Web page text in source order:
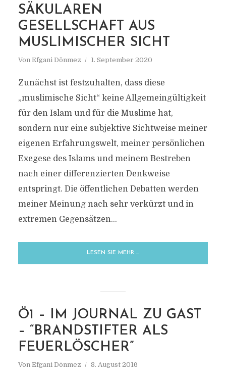
MARKIERUNG
ISLAM IN ÖSTERREICH
SÄKULAREN
GESELLSCHAFT AUS
MUSLIMISCHER SICHT
Von Efgani Dönmez 1. September 2020
Zunächst ist festzuhalten, dass diese
„muslimische Sicht“ keine Allgemeingültigkeit
für den Islam und für die Muslime hat,
sondern nur eine subjektive Sichtweise meiner
eigenen Erfahrungswelt, meiner persönlichen
Exegese des Islams und meinem Bestreben
nach einer differenzierten Denkweise
entspringt. Die öffentlichen Debatten werden
meiner Meinung nach sehr verkürzt und in
extremen Gegensätzen...
LESEN SIE MEHR …
Ö1 – IM JOURNAL ZU GAST
– “BRANDSTIFTER ALS
FEUERLÖSCHER”
Von Efgani Dönmez 8. August 2016